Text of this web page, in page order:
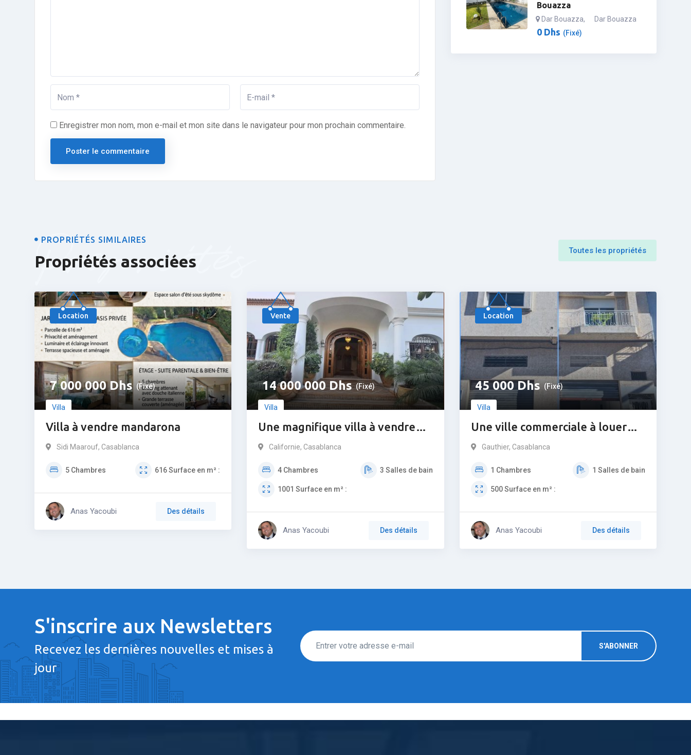
Enregistrer mon nom, mon e-mail et mon site dans le navigateur pour mon prochain commentaire.
Bouazza
Dar Bouazza, Dar Bouazza
0 Dhs (Fixé)
Propriétés
PROPRIÉTÉS SIMILAIRES
Propriétés associées
Toutes les propriétés
Location
7 000 000Dhs (Fixé)
Villa
Villa à vendre mandarona
Populaire
Sidi Maarouf, Casablanca
5 Chambres 616Surface en m² :
Anas Yacoubi Des détails
Vente
14 000 000Dhs (Fixé)
Villa
Une magnifique villa à vendre
sur californie
Populaire
Californie, Casablanca
4 Chambres 3 Salles de bain
1001Surface en m² :
Anas Yacoubi Des détails
Location
45 000Dhs (Fixé)
Villa
Une ville commerciale à louer
sur Gauthier
Populaire
Gauthier, Casablanca
1 Chambres 1 Salles de bain
500Surface en m² :
Anas Yacoubi Des détails
S'inscrire aux Newsletters
Recevez les dernières nouvelles et mises à
jour